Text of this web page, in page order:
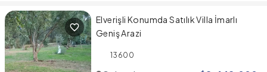
Elverişli Konumda Satılık Villa İmarlı
Geniş Arazi
13600